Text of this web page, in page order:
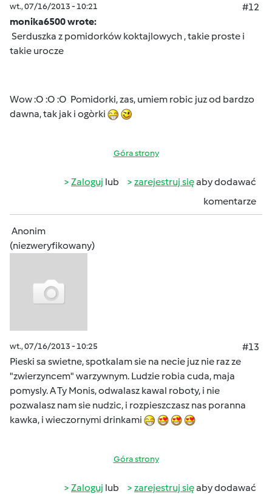
wt., 07/16/2013 - 10:21
#12
monika6500 wrote:
Serduszka z pomidorków koktajlowych , takie proste i
takie urocze
Wow :O :O :O Pomidorki, zas, umiem robic juz od bardzo
dawna, tak jak i ogòrki
Góra strony
Zaloguj lub zarejestruj sięaby dodawać
komentarze
Anonim
(niezweryfikowany)
wt., 07/16/2013 - 10:25
#13
Pieski sa swietne, spotkalam sie na necie juz nie raz ze
"zwierzyncem" warzywnym. Ludzie robia cuda, maja
pomysly. A Ty Monis, odwalasz kawal roboty, i nie
pozwalasz nam sie nudzic, i rozpieszczasz nas poranna
kawka, i wieczornymi drinkami
Góra strony
Zaloguj lub zarejestruj sięaby dodawać